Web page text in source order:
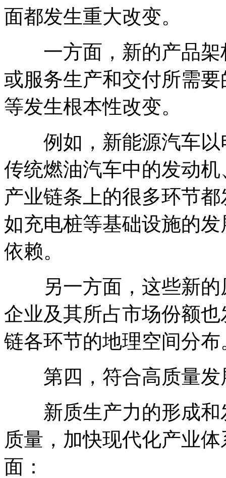
面都发生重大改变。
一方面，新的产品架
或服务生产和交付所需
等发生根本性改变。
例如，新能源汽车以
传统燃油汽车中的发动
产业链条上的很多环节
如充电桩等基础设施的
依赖。
另一方面，这些新的
企业及其所占市场份额
链各环节的地理空间分布
第四，符合高质量发
新质生产力的形成和
质量，加快现代化产业
面：